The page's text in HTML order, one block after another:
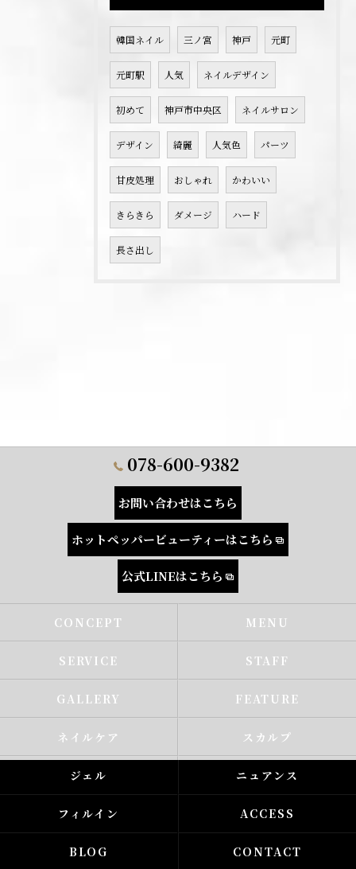
韓国ネイル 三ノ宮 神戸 元町
元町駅 人気 ネイルデザイン
初めて 神戸市中央区 ネイルサロン
デザイン 綺麗 人気色 パーツ
甘皮処理 おしゃれ かわいい
きらきら ダメージ ハード
長さ出し
078-600-9382
お問い合わせはこちら
ホットペッパービューティーはこちら
公式LINEはこちら
CONCEPT MENU
SERVICE STAFF
GALLERY FEATURE
ネイルケア スカルプ
ジェル ニュアンス
フィルイン ACCESS
BLOG CONTACT